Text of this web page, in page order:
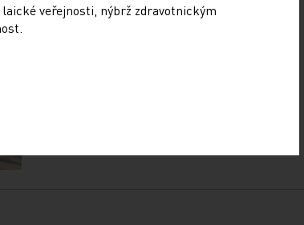
veřejnosti, nýbrž zdravotnickým